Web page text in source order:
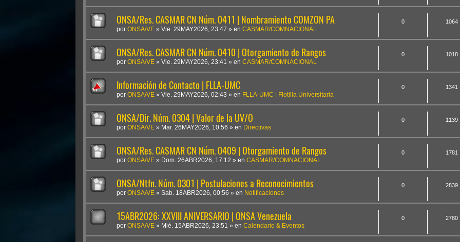
ONSA/Res. CASMAR CN Núm. 0411 | Nombramiento COMZON PA
por ONSA/VE » Vie. 29MAY2026, 23:47 » en CASMAR/COMNACIONAL
0 1064
ONSA/Res. CASMAR CN Núm. 0410 | Otorgamiento de Rangos
por ONSA/VE » Vie. 29MAY2026, 23:41 » en CASMAR/COMNACIONAL
0 1018
Información de Contacto | FLLA-UMC
por ONSA/VE » Vie. 29MAY2026, 02:43 » en FLLA-UMC | Flotilla Universitaria
0 1341
ONSA/Dir. Núm. 0304 | Valor de la UV/O
por ONSA/VE » Mar. 26MAY2026, 10:56 » en Directivas
0 1139
ONSA/Res. CASMAR CN Núm. 0409 | Otorgamiento de Rangos
por ONSA/VE » Dom. 26ABR2026, 17:12 » en CASMAR/COMNACIONAL
0 1781
ONSA/Ntfn. Núm. 0301 | Postulaciones a Reconocimientos
por ONSA/VE » Sab. 18ABR2026, 00:56 » en Notificaciones
0 2839
15ABR2026: XXVIII ANIVERSARIO | ONSA Venezuela
por ONSA/VE » Mié. 15ABR2026, 23:51 » en Calendario & Eventos
0 2780